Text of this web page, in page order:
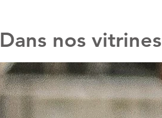
Dans nos vitrines